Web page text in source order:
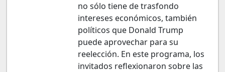
no sólo tiene de trasfondo
intereses económicos, también
políticos que Donald Trump
puede aprovechar para su
reelección. En este programa, los
invitados reflexionaron sobre las